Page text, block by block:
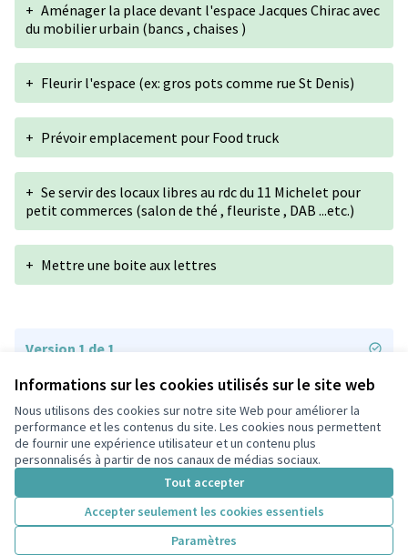
Informations sur les cookies utilisés sur le site web
Nous utilisons des cookies sur notre site Web pour améliorer la
performance et les contenus du site. Les cookies nous permettent
de fournir une expérience utilisateur et un contenu plus
personnalisés à partir de nos canaux de médias sociaux.
Tout accepter
Accepter seulement les cookies essentiels
Paramètres
+ Aménager la place devant l'espace Jacques Chirac avec
du mobilier urbain (bancs , chaises )
+ Fleurir l'espace (ex: gros pots comme rue St Denis)
+ Prévoir emplacement pour Food truck
+ Se servir des locaux libres au rdc du 11 Michelet pour
petit commerces (salon de thé , fleuriste , DAB ...etc.)
+ Mettre une boite aux lettres
Version 1 de 1
Conditions d'utilisation
Paramètres des cookies
participons.colombes.fr sur Facebook
(Lien externe)
Site réalisé grâce aulogiciel libre Decidim .
Licence
(Lien